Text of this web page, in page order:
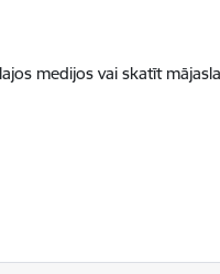
medijos vai skatīt